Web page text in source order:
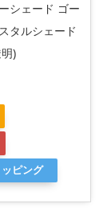
シェード ゴー
タルシェード
)
ピング